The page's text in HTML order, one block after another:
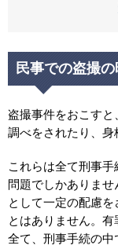
民事での盗撮
盗撮事件をおこす
調べをされたり、身
これらは全て刑事
問題でしかありませ
として一定の配慮
とはありません。
全て、刑事手続の中